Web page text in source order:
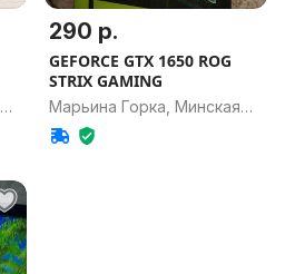
290 р.
GEFORCE GTX 1650 ROG
STRIX GAMING
Марьина Горка, Минская
обл.